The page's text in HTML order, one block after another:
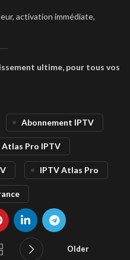
activation immédiate,
ultime, pour tous vos
Abonnement IPTV
Atlas Pro IPTV
IPTV Atlas Pro
Older